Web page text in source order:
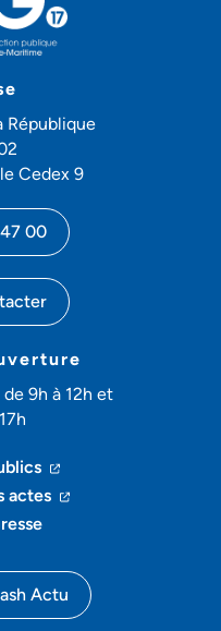
République
Cedex 9
00
9h à 12h et
(ouverture dans un
(ouverture dans un
actes (ouverture dans un
(ouverture dans
Actu